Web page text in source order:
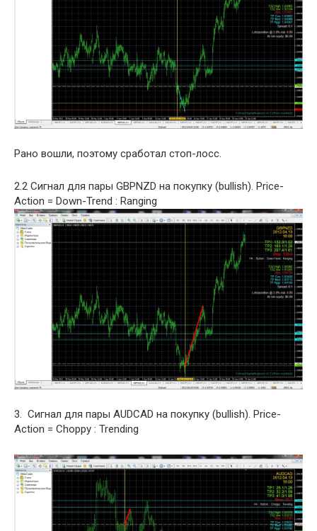
Рано вошли, поэтому сработал стоп-лосс.
2.2 Сигнал для пары GBPNZD на покупку (bullish). Price-
Action = Down-Trend : Ranging
3. Сигнал для пары AUDCAD на покупку (bullish). Price-
Action = Choppy : Trending